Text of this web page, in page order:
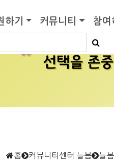
하기 커뮤니티 참여
홈 커뮤니티센터 늘봄 늘